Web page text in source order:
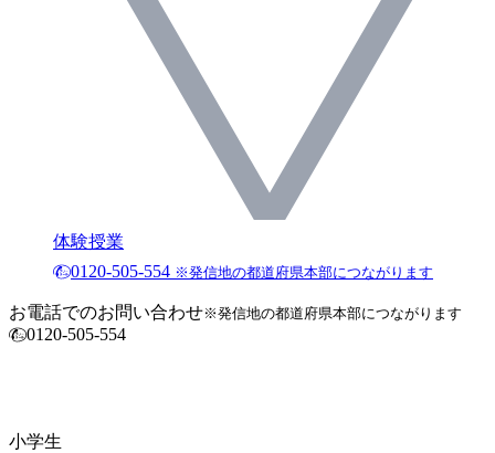
体験授業
0120-505-554 ※発信地の都道府県本部につながります
お電話でのお問い合わせ※発信地の都道府県本部につながります
0120-505-554
小学生